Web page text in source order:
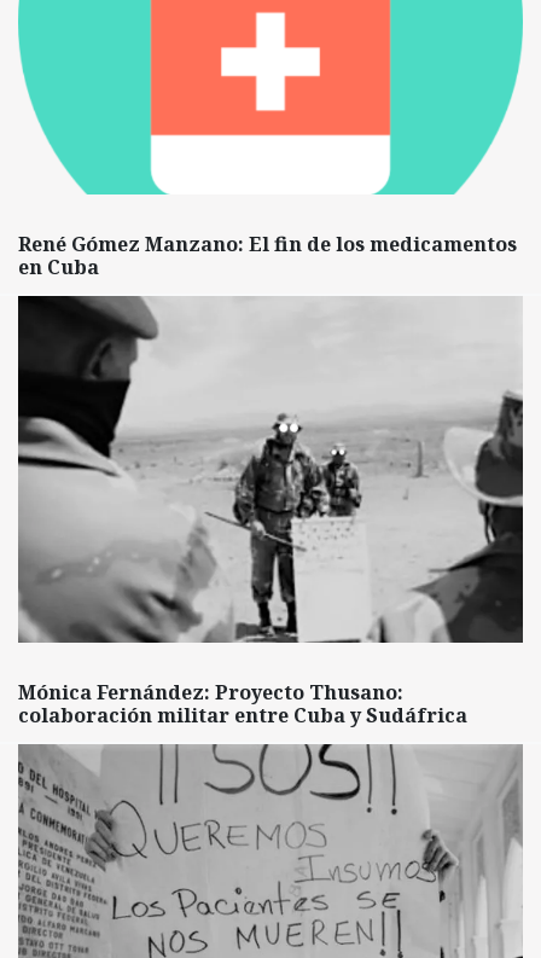
René Gómez Manzano: El fin de los medicamentos
en Cuba
Mónica Fernández: Proyecto Thusano:
colaboración militar entre Cuba y Sudáfrica